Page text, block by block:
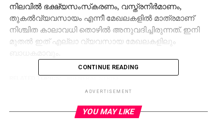
നിലവില്‍ ഭക്ഷ്യസംസ്‌കരണം, വസ്ത്രനിര്‍മാണം,
തുകല്‍വ്യവസായം എന്നീ മേഖലകളില്‍ മാത്രമാണ്
നിശ്ചിത കാലാവധി തൊഴില്‍ അനുവദിച്ചിരുന്നത്. ഇനി
മുതല്‍ ഇത് എല്ലാ വ്യവസായ മേഖലകളിലും
RELATED TOPICS: GENERAL STRIKE
CONTINUE READING
ADVERTISEMENT
YOU MAY LIKE